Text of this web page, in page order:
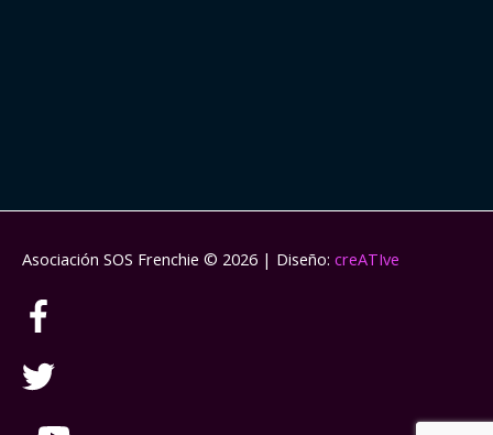
Asociación SOS Frenchie © 2026 | Diseño: creATIve